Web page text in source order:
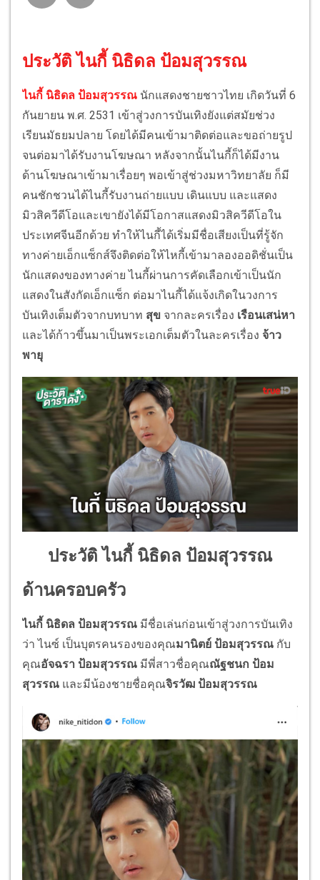
ประวัติ ไนกี้ นิธิดล ป้อมสุวรรณ
ไนกี้ นิธิดล ป้อมสุวรรณ นักแสดงชายชาวไทย เกิดวันที่ 6
กันยายน พ.ศ. 2531 เข้าสู่วงการบันเทิงยังแต่สมัยช่วง
เรียนมัธยมปลาย โดยได้มีคนเข้ามาติดต่อและขอถ่ายรูป
จนต่อมาได้รับงานโฆษณา หลังจากนั้นไนกี้ก็ได้มีงาน
ด้านโฆษณาเข้ามาเรื่อยๆ พอเข้าสู่ช่วงมหาวิทยาลัย ก็มี
คนชักชวนได้ไนกี้รับงานถ่ายแบบ เดินแบบ และแสดง
มิวสิควีดีโอและเขายังได้มีโอกาสแสดงมิวสิควีดีโอใน
ประเทศจีนอีกด้วย ทำให้ไนกี้ได้เริ่มมีชื่อเสียงเป็นที่รู้จัก
ทางค่ายเอ็กแซ็กส์จึงติดต่อให้ไหกี้เข้ามาลองออดิชั่นเป็น
นักแสดงของทางค่าย ไนกี้ผ่านการคัดเลือกเข้าเป็นนัก
แสดงในสังกัดเอ็กแซ็ก ต่อมาไนกี้ได้แจ้งเกิดในวงการ
บันเทิงเต็มตัวจากบทบาท สุข จากละครเรื่อง เรือนเสน่หา
และได้ก้าวขึ้นมาเป็นพระเอกเต็มตัวในละครเรื่อง จ้าว
พายุ
ประวัติ ไนกี้ นิธิดล ป้อมสุวรรณ
ด้านครอบครัว
ไนกี้ นิธิดล ป้อมสุวรรณ มีชื่อเล่นก่อนเข้าสู่วงการบันเทิง
ว่า ไนซ์ เป็นบุตรคนรองของคุณมานิตย์ ป้อมสุวรรณ กับ
คุณอัจฉรา ป้อมสุวรรณ มีพี่สาวชื่อคุณณัฐชนก ป้อม
สุวรรณ และมีน้องชายชื่อคุณจิรวัฒ ป้อมสุวรรณ